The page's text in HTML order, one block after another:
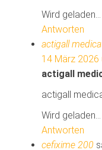
Wird geladen...
Antworten
actigall
14 März 2026
actigall
actigall
Wird geladen...
Antworten
cefixime 200